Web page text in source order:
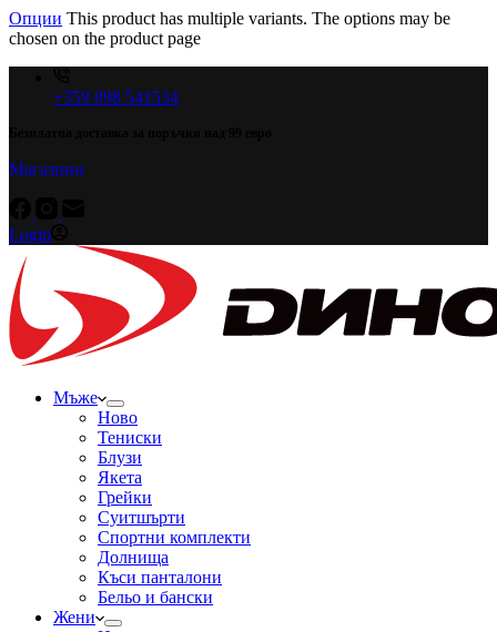
Опции This product has multiple variants. The options may be
chosen on the product page
+359 898 541534
Магазини
Login
Мъже
Ново
Тениски
Блузи
Якета
Грейки
Суитшърти
Спортни комплекти
Долнища
Къси панталони
Бельо и бански
Жени